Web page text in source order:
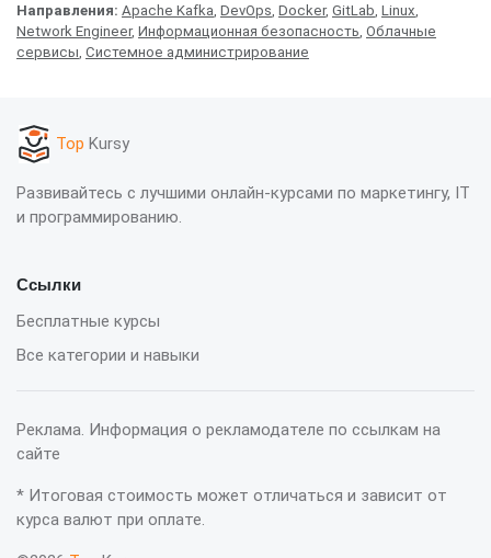
Направления: Apache Kafka DevOps Docker, GitLab Linux
Network Engineer, Информационная безопасность Облачные
сервисы Системное администрирование
Top Kursy
Развивайтесь с лучшими онлайн-курсами по маркетингу, IT
и программированию.
Ссылки
Бесплатные курсы
Все категории и навыки
Реклама. Информация о рекламодателе по ссылкам на
сайте
* Итоговая стоимость может отличаться и зависит от
курса валют при оплате.